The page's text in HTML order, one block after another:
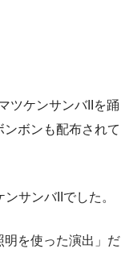
ツケンサンバIIを踊
ボンも配布されて
サンバIIでした。
明を使った演出」だ